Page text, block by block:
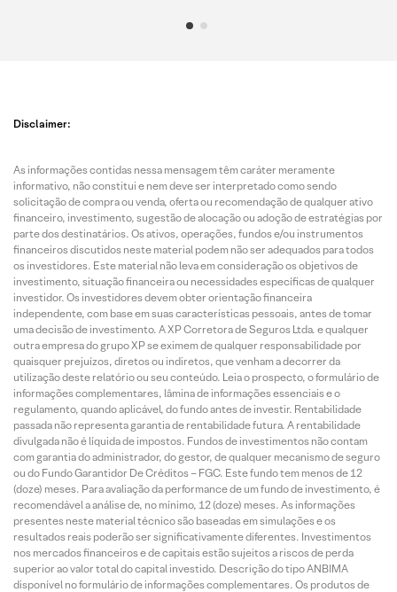
Disclaimer:
As informações contidas nessa mensagem têm caráter meramente
informativo, não constitui e nem deve ser interpretado como sendo
solicitação de compra ou venda, oferta ou recomendação de qualquer ativo
financeiro, investimento, sugestão de alocação ou adoção de estratégias por
parte dos destinatários. Os ativos, operações, fundos e/ou instrumentos
financeiros discutidos neste material podem não ser adequados para todos
os investidores. Este material não leva em consideração os objetivos de
investimento, situação financeira ou necessidades específicas de qualquer
investidor. Os investidores devem obter orientação financeira
independente, com base em suas características pessoais, antes de tomar
uma decisão de investimento. A XP Corretora de Seguros Ltda. e qualquer
outra empresa do grupo XP se eximem de qualquer responsabilidade por
quaisquer prejuízos, diretos ou indiretos, que venham a decorrer da
utilização deste relatório ou seu conteúdo. Leia o prospecto, o formulário de
informações complementares, lâmina de informações essenciais e o
regulamento, quando aplicável, do fundo antes de investir. Rentabilidade
passada não representa garantia de rentabilidade futura. A rentabilidade
divulgada não é líquida de impostos. Fundos de investimentos não contam
com garantia do administrador, do gestor, de qualquer mecanismo de seguro
ou do Fundo Garantidor De Créditos – FGC. Este fundo tem menos de 12
(doze) meses. Para avaliação da performance de um fundo de investimento, é
recomendável a análise de, no mínimo, 12 (doze) meses. As informações
presentes neste material técnico são baseadas em simulações e os
resultados reais poderão ser significativamente diferentes. Investimentos
nos mercados financeiros e de capitais estão sujeitos a riscos de perda
superior ao valor total do capital investido. Descrição do tipo ANBIMA
disponível no formulário de informações complementares. Os produtos de